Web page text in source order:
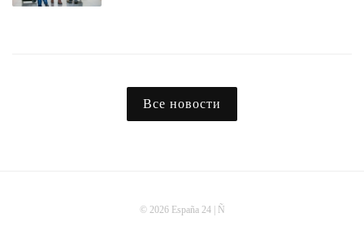
Все новости
© 2026 España 24 | Ñ